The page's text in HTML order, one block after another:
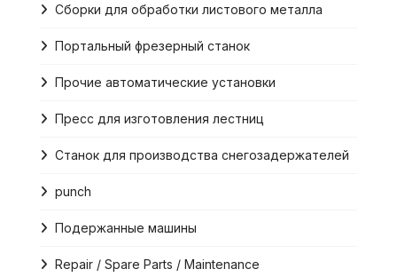
Сборки для обработки листового металла
Портальный фрезерный станок
Прочие автоматические установки
Пресс для изготовления лестниц
Станок для производства снегозадержателей
punch
Подержанные машины
Repair / Spare Parts / Maintenance